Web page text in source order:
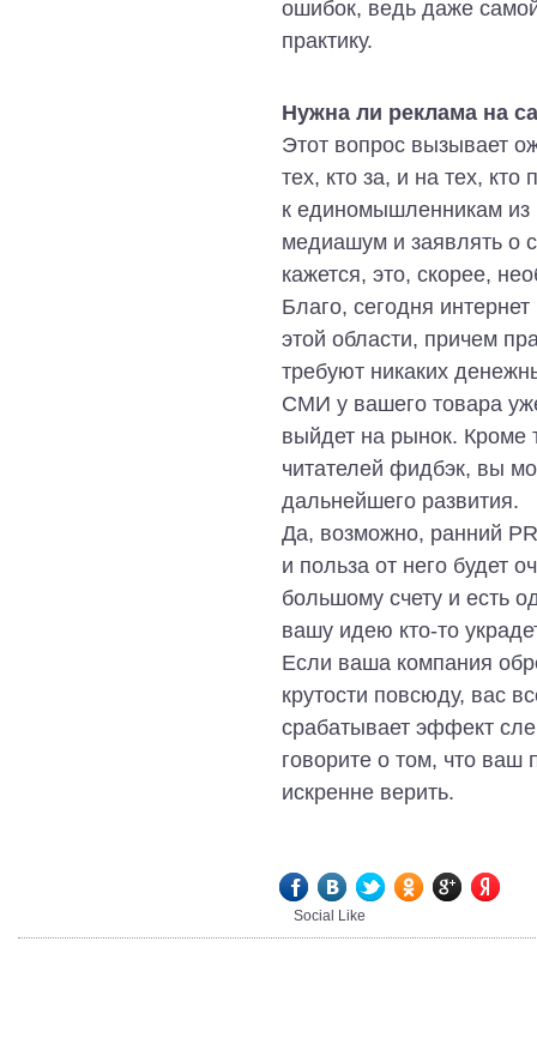
ошибок, ведь даже
практику.
Нужна ли реклама на
Этот вопрос вызывает
тех, кто за, и на тех,
к единомышленникам из
медиашум и заявлять о
кажется, это, скорее,
Благо, сегодня
этой области, причем
требуют никаких
СМИ у вашего товара
выйдет на рынок. Кроме
читателей фидбэк, вы
дальнейшего развития.
Да, возможно, ранний
и польза от него будет
большому счету и есть
вашу идею кто-то
Если ваша компания
крутости повсюду, вас
срабатывает эффект
говорите о том, что ваш
искренне верить.
Social Like